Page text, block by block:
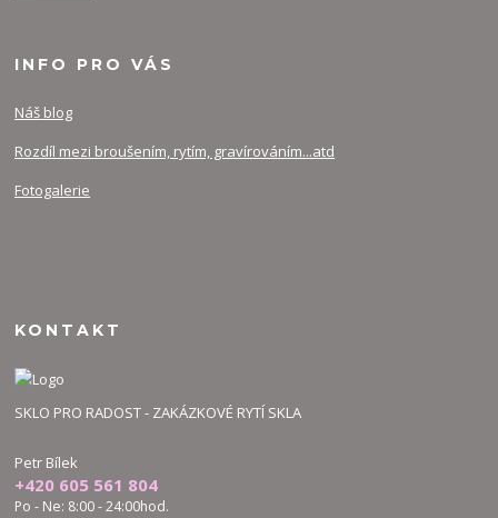
INFO PRO VÁS
Náš blog
Rozdíl mezi broušením, rytím, gravírováním...atd
Fotogalerie
KONTAKT
SKLO PRO RADOST - ZAKÁZKOVÉ RYTÍ SKLA
Petr Bílek
+420 605 561 804
Po - Ne: 8:00 - 24:00hod.